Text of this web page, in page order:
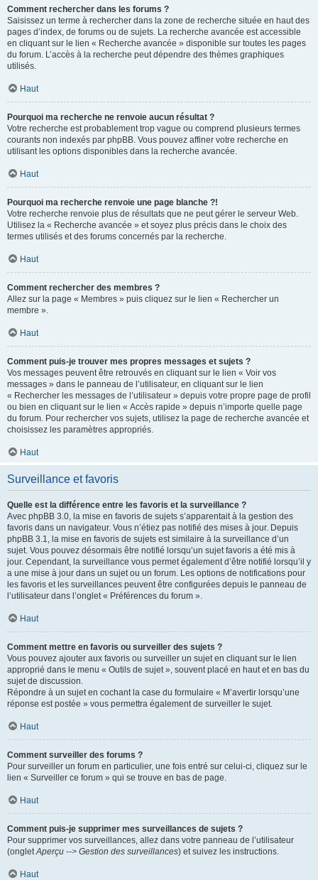
Comment rechercher dans les forums ?
Saisissez un terme à rechercher dans la zone de recherche située en haut des
pages d’index, de forums ou de sujets. La recherche avancée est accessible
en cliquant sur le lien « Recherche avancée » disponible sur toutes les pages
du forum. L’accès à la recherche peut dépendre des thèmes graphiques
utilisés.
Haut
Pourquoi ma recherche ne renvoie aucun résultat ?
Votre recherche est probablement trop vague ou comprend plusieurs termes
courants non indexés par phpBB. Vous pouvez affiner votre recherche en
utilisant les options disponibles dans la recherche avancée.
Haut
Pourquoi ma recherche renvoie une page blanche ?!
Votre recherche renvoie plus de résultats que ne peut gérer le serveur Web.
Utilisez la « Recherche avancée » et soyez plus précis dans le choix des
termes utilisés et des forums concernés par la recherche.
Haut
Comment rechercher des membres ?
Allez sur la page « Membres » puis cliquez sur le lien « Rechercher un
membre ».
Haut
Comment puis-je trouver mes propres messages et sujets ?
Vos messages peuvent être retrouvés en cliquant sur le lien « Voir vos
messages » dans le panneau de l’utilisateur, en cliquant sur le lien
« Rechercher les messages de l’utilisateur » depuis votre propre page de profil
ou bien en cliquant sur le lien « Accès rapide » depuis n’importe quelle page
du forum. Pour rechercher vos sujets, utilisez la page de recherche avancée et
choisissez les paramètres appropriés.
Haut
Surveillance et favoris
Quelle est la différence entre les favoris et la surveillance ?
Avec phpBB 3.0, la mise en favoris de sujets s’apparentait à la gestion des
favoris dans un navigateur. Vous n’étiez pas notifié des mises à jour. Depuis
phpBB 3.1, la mise en favoris de sujets est similaire à la surveillance d’un
sujet. Vous pouvez désormais être notifié lorsqu’un sujet favoris a été mis à
jour. Cependant, la surveillance vous permet également d’être notifié lorsqu’il y
a une mise à jour dans un sujet ou un forum. Les options de notifications pour
les favoris et les surveillances peuvent être configurées depuis le panneau de
l’utilisateur dans l’onglet « Préférences du forum ».
Haut
Comment mettre en favoris ou surveiller des sujets ?
Vous pouvez ajouter aux favoris ou surveiller un sujet en cliquant sur le lien
approprié dans le menu « Outils de sujet », souvent placé en haut et en bas du
sujet de discussion.
Répondre à un sujet en cochant la case du formulaire « M’avertir lorsqu’une
réponse est postée » vous permettra également de surveiller le sujet.
Haut
Comment surveiller des forums ?
Pour surveiller un forum en particulier, une fois entré sur celui-ci, cliquez sur le
lien « Surveiller ce forum » qui se trouve en bas de page.
Haut
Comment puis-je supprimer mes surveillances de sujets ?
Pour supprimer vos surveillances, allez dans votre panneau de l’utilisateur
(ongletAperçu --> Gestion des surveillances) et suivez les instructions.
Haut